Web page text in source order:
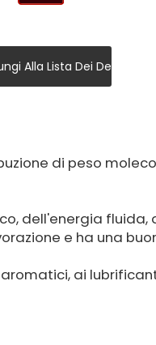
Alla Lista Dei Desideri
di peso
dell'energia fluida,
e ha una
ai